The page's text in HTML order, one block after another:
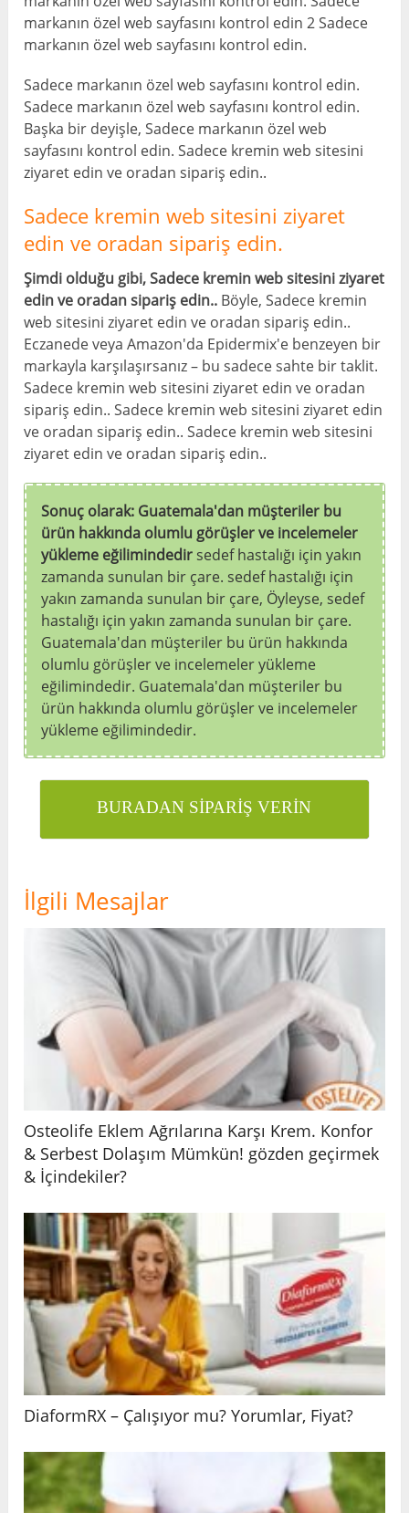
markanın özel web sayfasını kontrol edin 2 Sadece
markanın özel web sayfasını kontrol edin.
Sadece markanın özel web sayfasını kontrol edin.
Sadece markanın özel web sayfasını kontrol edin.
Başka bir deyişle, Sadece markanın özel web
sayfasını kontrol edin. Sadece kremin web sitesini
ziyaret edin ve oradan sipariş edin..
Sadece kremin web sitesini ziyaret
edin ve oradan sipariş edin.
Şimdi olduğu gibi, Sadece kremin web sitesini ziyaret
edin ve oradan sipariş edin.. Böyle, Sadece kremin
web sitesini ziyaret edin ve oradan sipariş edin..
Eczanede veya Amazon'da Epidermix'e benzeyen bir
markayla karşılaşırsanız – bu sadece sahte bir taklit.
Sadece kremin web sitesini ziyaret edin ve oradan
sipariş edin.. Sadece kremin web sitesini ziyaret edin
ve oradan sipariş edin.. Sadece kremin web sitesini
ziyaret edin ve oradan sipariş edin..
Sonuç olarak: Guatemala'dan müşteriler bu
ürün hakkında olumlu görüşler ve incelemeler
yükleme eğilimindedirsedef hastalığı için yakın
zamanda sunulan bir çare. sedef hastalığı için
yakın zamanda sunulan bir çare, Öyleyse, sedef
hastalığı için yakın zamanda sunulan bir çare.
Guatemala'dan müşteriler bu ürün hakkında
olumlu görüşler ve incelemeler yükleme
eğilimindedir. Guatemala'dan müşteriler bu
ürün hakkında olumlu görüşler ve incelemeler
yükleme eğilimindedir.
BURADAN SİPARİŞ VERİN
İlgili Mesajlar
Osteolife Eklem Ağrılarına Karşı Krem. Konfor
& Serbest Dolaşım Mümkün! gözden geçirmek
& İçindekiler?
DiaformRX – Çalışıyor mu? Yorumlar, Fiyat?